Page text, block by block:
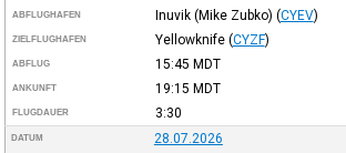
ABFLUGHAFEN Inuvik (Mike Zubko) (CYEV)
ZIELFLUGHAFEN Yellowknife (CYZF)
ABFLUG 15:45 MDT
ANKUNFT 19:15 MDT
FLUGDAUER 3:30
DATUM 28.07.2026